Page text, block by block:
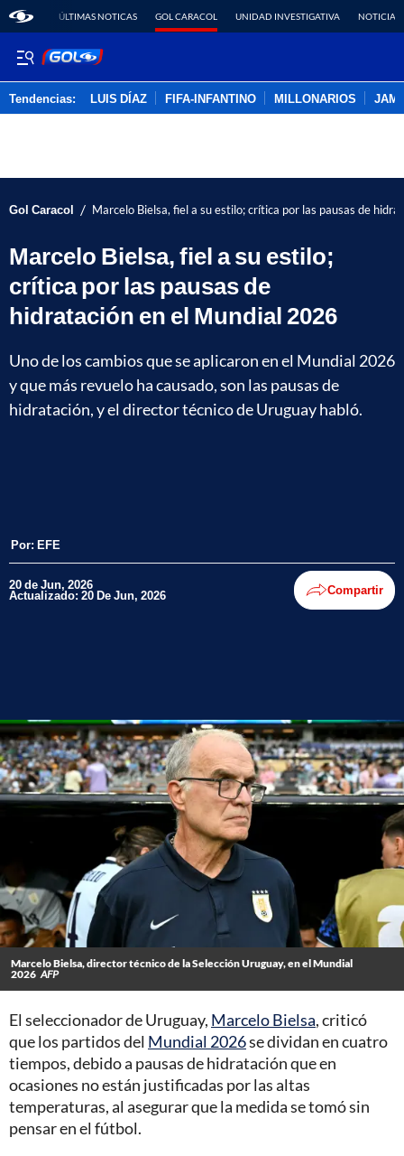
ÚLTIMAS NOTICAS GOL CARACOL UNIDAD INVESTIGATIVA NOTICIAS
Tendencias: LUIS DÍAZ FIFA-INFANTINO MILLONARIOS
Gol Caracol / Marcelo Bielsa, fiel a su estilo; crítica por las pausas de
Marcelo Bielsa, fiel a su estilo;
crítica por las pausas de
hidratación en el Mundial 2026
Uno de los cambios que se aplicaron en el Mundial 2026
y que más revuelo ha causado, son las pausas de
hidratación, y el director técnico de Uruguay habló.
Por: EFE
20 de Jun, 2026
Actualizado: 20 De Jun, 2026 Compartir
Marcelo Bielsa, director técnico de la Selección Uruguay, en el Mundial
2026 AFP
El seleccionador de Uruguay, Marcelo Bielsa, criticó
que los partidos del Mundial 2026se dividan en cuatro
tiempos, debido a pausas de hidratación que en
ocasiones no están justificadas por las altas
temperaturas, al asegurar que la medida se tomó sin
pensar en el fútbol.